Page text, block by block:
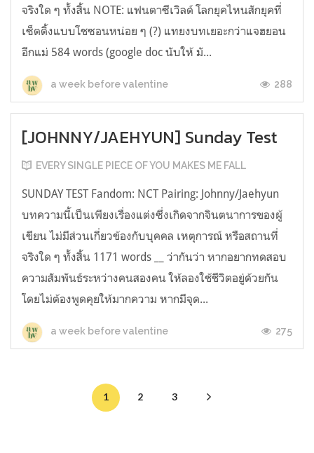
จริงใด ๆ ทั้งสิ้น NOTE: แฟนตาซีเวิลด์ โลกยุคไหนสักยุคที่
เซ็ตติ้งแบบโชซอนหน่อย ๆ (?) แทยงบทเยอะกว่าแจฮยอน
อีกแม่ 584 words (google doc นับให้ มั...
a week before valentine 288
[JOHNNY/JAEHYUN] Sunday Test
EVERY SINGLE PIECE OF YOU MAKES ME FALL
SUNDAY TEST Fandom: NCT Pairing: Johnny/Jaehyun
บทความนี้เป็นเพียงเรื่องแต่งซึ่งเกิดจากจินตนาการของผู้
เขียน ไม่มีส่วนเกี่ยวข้องกับบุคคล เหตุการณ์ หรือสถานที่
จริงใด ๆ ทั้งสิ้น 1171 words __ ว่ากันว่า หากอยากทดสอบ
ความสัมพันธ์ระหว่างคนสองคน ให้ลองใช้ชีวิตอยู่ด้วยกัน
โดยไม่ต้องพูดคุยให้มากความ หากมีจุด...
a week before valentine 275
1 2 3